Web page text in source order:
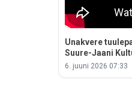
Unakvere
Suure-Jaani
6. juuni 2026 07:33